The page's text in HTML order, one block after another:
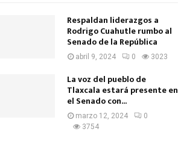
Respaldan liderazgos a
Rodrigo Cuahutle rumbo al
Senado de la República
abril 9, 2024 0 3023
La voz del pueblo de
Tlaxcala estará presente en
el Senado con...
marzo 12, 2024
0
3754